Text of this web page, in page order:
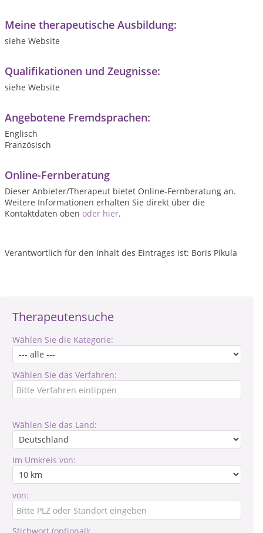
Therapeutensuche
Wählen Sie die Kategorie:
Wählen Sie das Verfahren:
Wählen Sie das Land:
Im Umkreis von:
von:
Meine therapeutische Ausbildung:
siehe Website
Qualifikationen und Zeugnisse:
siehe Website
Angebotene Fremdsprachen:
Englisch
Französisch
Online-Fernberatung
Dieser Anbieter/Therapeut bietet Online-Fernberatung an.
Weitere Informationen erhalten Sie direkt über die
Kontaktdaten oben oder hier.
Verantwortlich für den Inhalt des Eintrages ist: Boris Pikula